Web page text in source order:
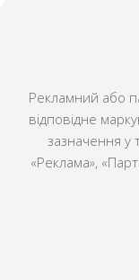
Рекламний або
відповідне
зазначення у
«Реклама»,